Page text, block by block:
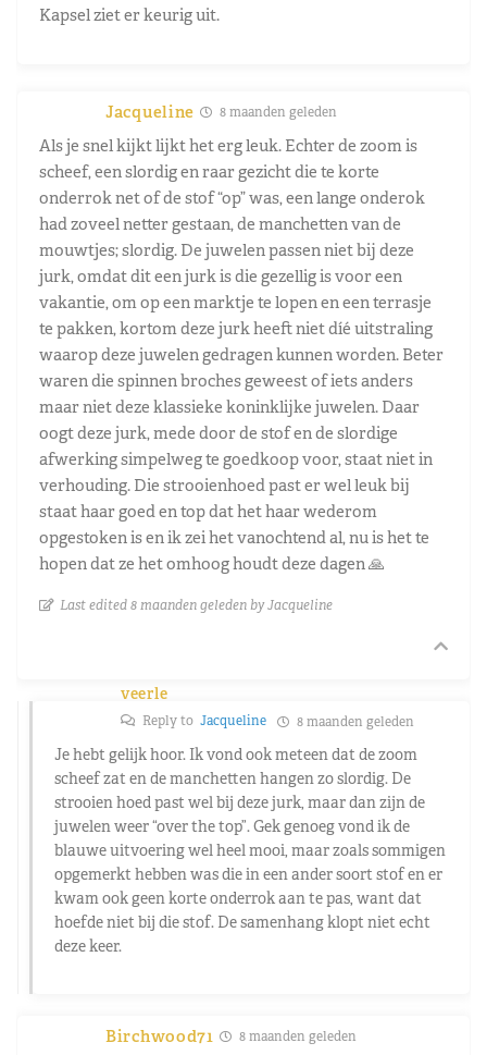
Kapsel ziet er keurig uit.
Jacqueline 8 maanden geleden
Als je snel kijkt lijkt het erg leuk. Echter de zoom is
scheef, een slordig en raar gezicht die te korte
onderrok net of de stof “op” was, een lange onderok
had zoveel netter gestaan, de manchetten van de
mouwtjes; slordig. De juwelen passen niet bij deze
jurk, omdat dit een jurk is die gezellig is voor een
vakantie, om op een marktje te lopen en een terrasje
te pakken, kortom deze jurk heeft niet díé uitstraling
waarop deze juwelen gedragen kunnen worden. Beter
waren die spinnen broches geweest of iets anders
maar niet deze klassieke koninklijke juwelen. Daar
oogt deze jurk, mede door de stof en de slordige
afwerking simpelweg te goedkoop voor, staat niet in
verhouding. Die strooienhoed past er wel leuk bij
staat haar goed en top dat het haar wederom
opgestoken is en ik zei het vanochtend al, nu is het te
hopen dat ze het omhoog houdt deze dagen 🙏
Last edited 8 maanden geleden by Jacqueline
veerle
Reply to Jacqueline 8 maanden geleden
Je hebt gelijk hoor. Ik vond ook meteen dat de zoom
scheef zat en de manchetten hangen zo slordig. De
strooien hoed past wel bij deze jurk, maar dan zijn de
juwelen weer “over the top”. Gek genoeg vond ik de
blauwe uitvoering wel heel mooi, maar zoals sommigen
opgemerkt hebben was die in een ander soort stof en er
kwam ook geen korte onderrok aan te pas, want dat
hoefde niet bij die stof. De samenhang klopt niet echt
deze keer.
Birchwood71 8 maanden geleden